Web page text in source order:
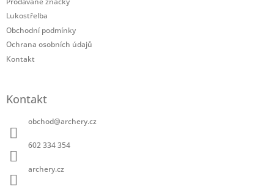
Lukostřelba
Obchodní podmínky
Ochrana osobních údajů
Kontakt
Kontakt
obchod@archery.cz
602 334 354
archery.cz